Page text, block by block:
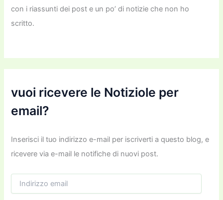
con i riassunti dei post e un po’ di notizie che non ho
scritto.
vuoi ricevere le Notiziole per
email?
Inserisci il tuo indirizzo e-mail per iscriverti a questo blog, e
ricevere via e-mail le notifiche di nuovi post.